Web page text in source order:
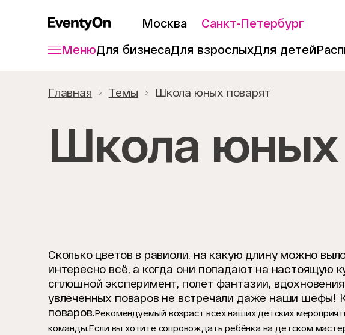
Москва Санкт-Петербург
МенюДля бизнесаДля взрослыхДля детей
Главная Темы Школа юных поварят
Школа юных
Сколько цветов в равиоли, на какую длину можно
интересно всё, а когда они попадают на настоящую
сплошной эксперимент, полет фантазии,
увлеченных поваров не встречали даже наши шефы!
поваров.Рекомендуемый возраст всех наших детских
команды.Если вы хотите сопровождать ребёнка на детском